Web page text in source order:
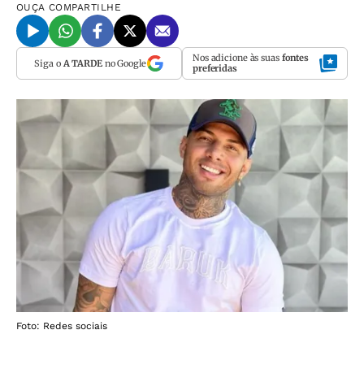
OUÇA COMPARTILHE
Siga o A TARDEno Google Nos adicione às suas fontes
preferidas
Foto: Redes sociais